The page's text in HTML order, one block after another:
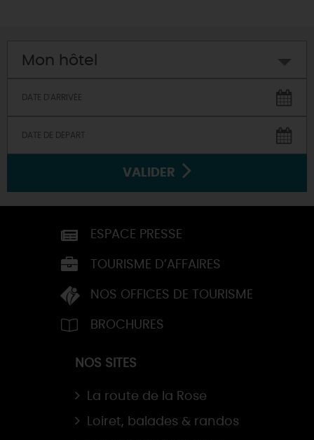
Mon hôtel
VALIDER
ESPACE PRESSE
TOURISME D’AFFAIRES
NOS OFFICES DE TOURISME
BROCHURES
NOS SITES
La route de la Rose
Loiret, balades & randos